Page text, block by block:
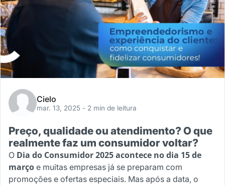
Cielo
mar. 13, 2025 - 2 min de leitura
Preço, qualidade ou atendimento? O que
realmente faz um consumidor voltar?
O Dia do Consumidor 2025 acontece no dia 15 de
março e muitas empresas já se preparam com
promoções e ofertas especiais. Mas após a data, o